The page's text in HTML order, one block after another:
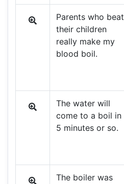
Parents who beat
their children
really make my
blood boil.
The water will
come to a boil in
5 minutes or so.
The boiler was